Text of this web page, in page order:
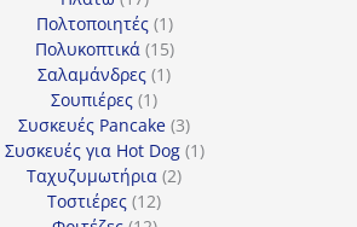
προϊόντα
Πολτοποιητές 11
προϊόν
Πολυκοπτικά 1515
προϊόντα
Σαλαμάνδρες 11
Σουπιέρες 11
προϊόν
Συσκευές Pancake 33
προϊόντα
Συσκευές για Hot Dog 11
Ταχυζυμωτήρια 22
Τοστιέρες 1212